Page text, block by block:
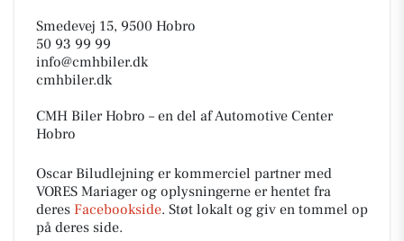
Smedevej 15, 9500 Hobro
50 93 99 99
info@cmhbiler.dk
cmhbiler.dk
CMH Biler Hobro – en del af Automotive Center
Hobro
Oscar Biludlejning er kommerciel partner med
VORES Mariager og oplysningerne er hentet fra
deres Facebookside. Støt lokalt og giv en tommel op
på deres side.